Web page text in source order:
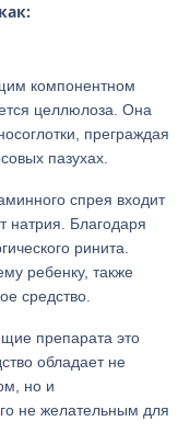
компонентном
целлюлоза. Она
преграждая
пазухах.
спрея входит
натрия. Благодаря
ринита.
ребенку, также
средство.
препарата это
обладает не
но и
не желательным для